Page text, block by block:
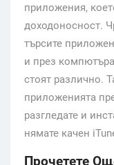
приложения,
доходоносност.
търсите
и през
стоят различно.
приложенията
разгледате и
нямате качен
Прочетете